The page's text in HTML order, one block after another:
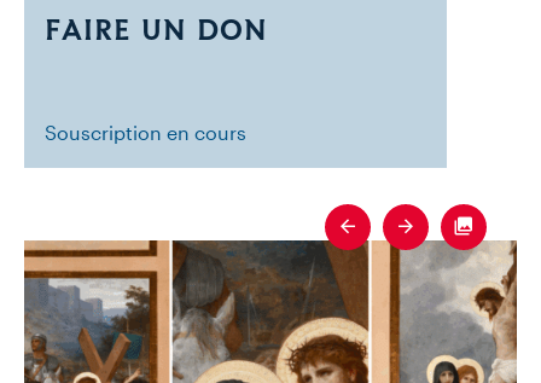
FAIRE UN DON
Souscription en cours
Previous
Next